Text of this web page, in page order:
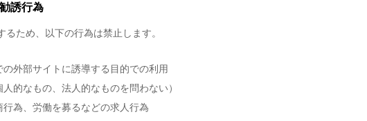
誘行為
ため、以下の行為は禁止します。
外部サイトに誘導する目的での利用
的なもの、法人的なものを問わない）
為、労働を募るなどの求人行為